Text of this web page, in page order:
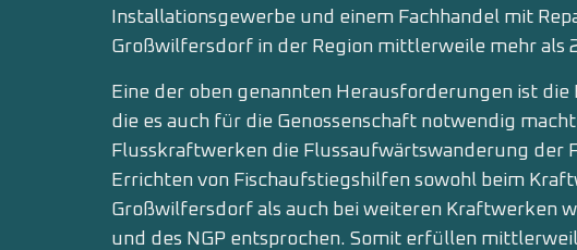
Installationsgewerbe und einem Fachhandel mit
Großwilfersdorf in der Region mittlerweile mehr als
Eine der oben genannten Herausforderungen ist die
die es auch für die Genossenschaft notwendig
Flusskraftwerken die Flussaufwärtswanderung der
Errichten von Fischaufstiegshilfen sowohl beim
Großwilfersdorf als auch bei weiteren Kraftwerken
und des NGP entsprochen. Somit erfüllen